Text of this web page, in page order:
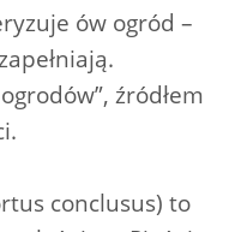
ów ogród –
źródłem
conclusus) to